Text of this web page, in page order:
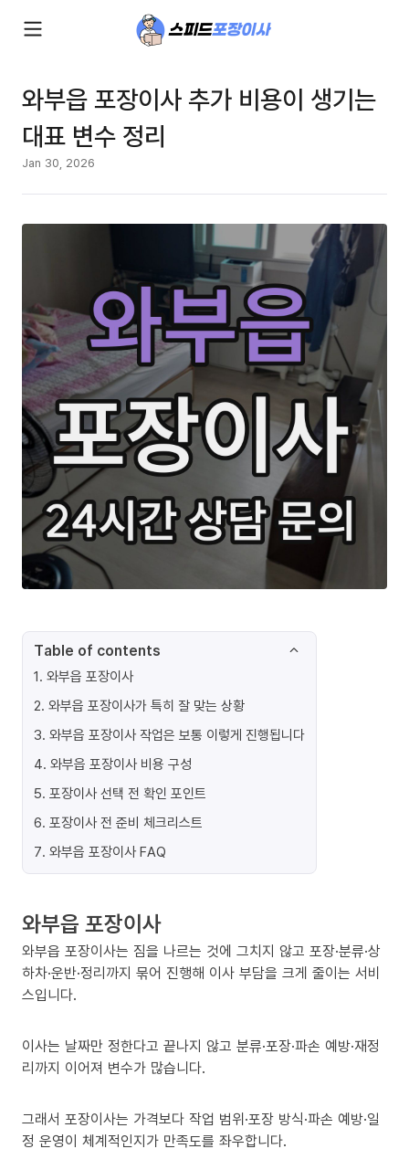
와부읍 포장이사 추가 비용이 생기는
대표 변수 정리
Jan 30, 2026
Table of contents
1. 와부읍 포장이사
2. 와부읍 포장이사가 특히 잘 맞는 상황
3. 와부읍 포장이사 작업은 보통 이렇게 진행됩니다
4. 와부읍 포장이사 비용 구성
5. 포장이사 선택 전 확인 포인트
6. 포장이사 전 준비 체크리스트
7. 와부읍 포장이사 FAQ
와부읍 포장이사
와부읍 포장이사는 짐을 나르는 것에 그치지 않고 포장·분류·상
하차·운반·정리까지 묶어 진행해 이사 부담을 크게 줄이는 서비
스입니다.
이사는 날짜만 정한다고 끝나지 않고 분류·포장·파손 예방·재정
리까지 이어져 변수가 많습니다.
그래서 포장이사는 가격보다 작업 범위·포장 방식·파손 예방·일
정 운영이 체계적인지가 만족도를 좌우합니다.